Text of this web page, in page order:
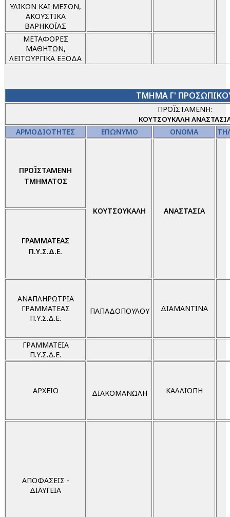
ΥΛΙΚΩΝ ΚΑΙ ΜΕΣΩΝ,
ΑΚΟΥΣΤΙΚΑ
ΒΑΡΗΚΟΪΑΣ
ΜΕΤΑΦΟΡΕΣ
ΜΑΘΗΤΩΝ,
ΛΕΙΤΟΥΡΓΙΚΑ ΕΞΟΔΑ
ΤΜΗΜΑ Γ'
ΠΡΟΪΣΤΑΜΕΝΗ:
ΚΟΥΤΣΟΥΚΑΛΗ
ΑΡΜΟΔΙΟΤΗΤΕΣ ΕΠΩΝΥΜΟ ΟΝΟΜΑ
ΠΡΟΪΣΤΑΜΕΝΗ
ΤΜΗΜΑΤΟΣ
ΚΟΥΤΣΟΥΚΑΛΗ ΑΝΑΣΤΑΣΙΑ
ΓΡΑΜΜΑΤΕΑΣ
Π.Υ.Σ.Δ.Ε.
ΑΝΑΠΛΗΡΩΤΡΙΑ
ΓΡΑΜΜΑΤΕΑΣ
Π.Υ.Σ.Δ.Ε.
ΠΑΠΑΔΟΠΟΥΛΟΥ ΔΙΑΜΑΝΤΙΝΑ
ΓΡΑΜΜΑΤΕΙΑ
Π.Υ.Σ.Δ.Ε.
ΑΡΧΕΙΟ ΔΙΑΚΟΜΑΝΩΛΗ ΚΑΛΛΙΟΠΗ
ΑΠΟΦΑΣΕΙΣ -
ΔΙΑΥΓΕΙΑ